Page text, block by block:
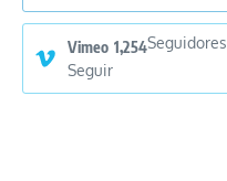
Vimeo 1,254Seguidores
Seguir